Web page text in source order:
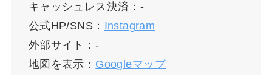
キャッシュレス決済：-
公式HP/SNS： Instagram
外部サイト：-
地図を表示： Googleマップ